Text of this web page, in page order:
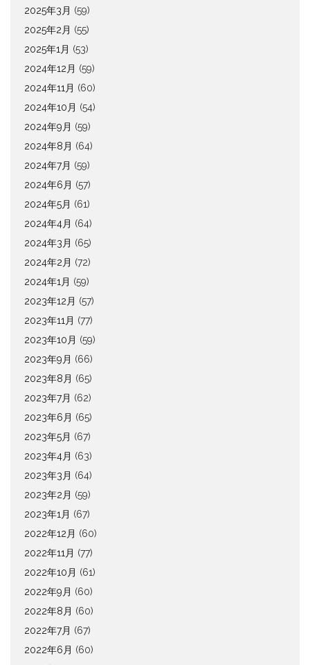
2025年3月 (59)
2025年2月 (55)
2025年1月 (53)
2024年12月 (59)
2024年11月 (60)
2024年10月 (54)
2024年9月 (59)
2024年8月 (64)
2024年7月 (59)
2024年6月 (57)
2024年5月 (61)
2024年4月 (64)
2024年3月 (65)
2024年2月 (72)
2024年1月 (59)
2023年12月 (57)
2023年11月 (77)
2023年10月 (59)
2023年9月 (66)
2023年8月 (65)
2023年7月 (62)
2023年6月 (65)
2023年5月 (67)
2023年4月 (63)
2023年3月 (64)
2023年2月 (59)
2023年1月 (67)
2022年12月 (60)
2022年11月 (77)
2022年10月 (61)
2022年9月 (60)
2022年8月 (60)
2022年7月 (67)
2022年6月 (60)